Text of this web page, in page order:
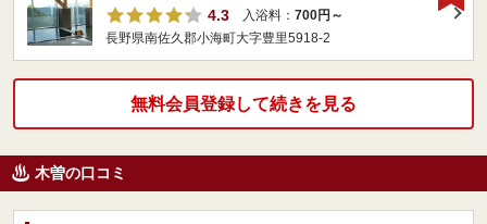
4.3
入浴料： 700円～
長野県南佐久郡小海町大字豊里5918-2
無料会員登録して続きを見る
木曽の口コミ